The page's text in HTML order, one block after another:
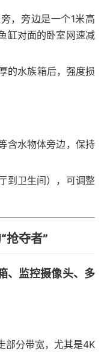
，旁边是一个1米高
缸对面的卧室网速减
的水族箱后，强度损
含水物体旁边，保持
到卫生间），可调整
抢夺者”
、监控摄像头、多
部分带宽，尤其是4K